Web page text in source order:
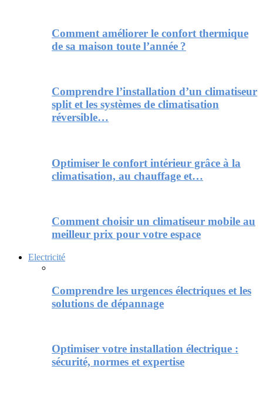
Comment améliorer le confort thermique
de sa maison toute l’année ?
Comprendre l’installation d’un climatiseur
split et les systèmes de climatisation
réversible…
Optimiser le confort intérieur grâce à la
climatisation, au chauffage et…
Comment choisir un climatiseur mobile au
meilleur prix pour votre espace
Electricité
Comprendre les urgences électriques et les
solutions de dépannage
Optimiser votre installation électrique :
sécurité, normes et expertise